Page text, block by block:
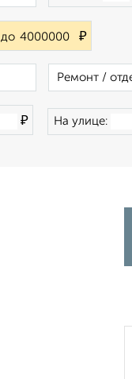
до ₽
₽ На улице: